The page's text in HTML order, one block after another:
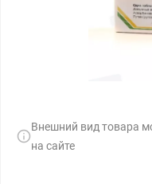
Внешний вид товара
на сайте